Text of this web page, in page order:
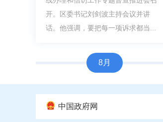
开。区委书记刘剑波主持会议并讲
话。他强调，要把每一项诉求都当...
8月
中国政府网